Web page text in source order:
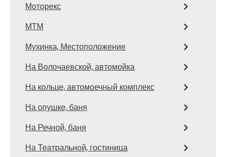
Моторекс
МТМ
Мухинка, Местоположение
На Волочаевской, автомойка
На кольце, автомоечный комплекс
На опушке, баня
На Речной, баня
На Театральной, гостиница